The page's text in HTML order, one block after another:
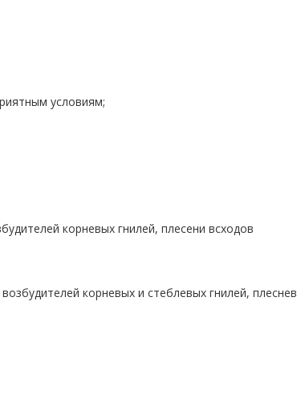
условиям;
корневых гнилей, плесени всходов
корневых и стеблевых гнилей,